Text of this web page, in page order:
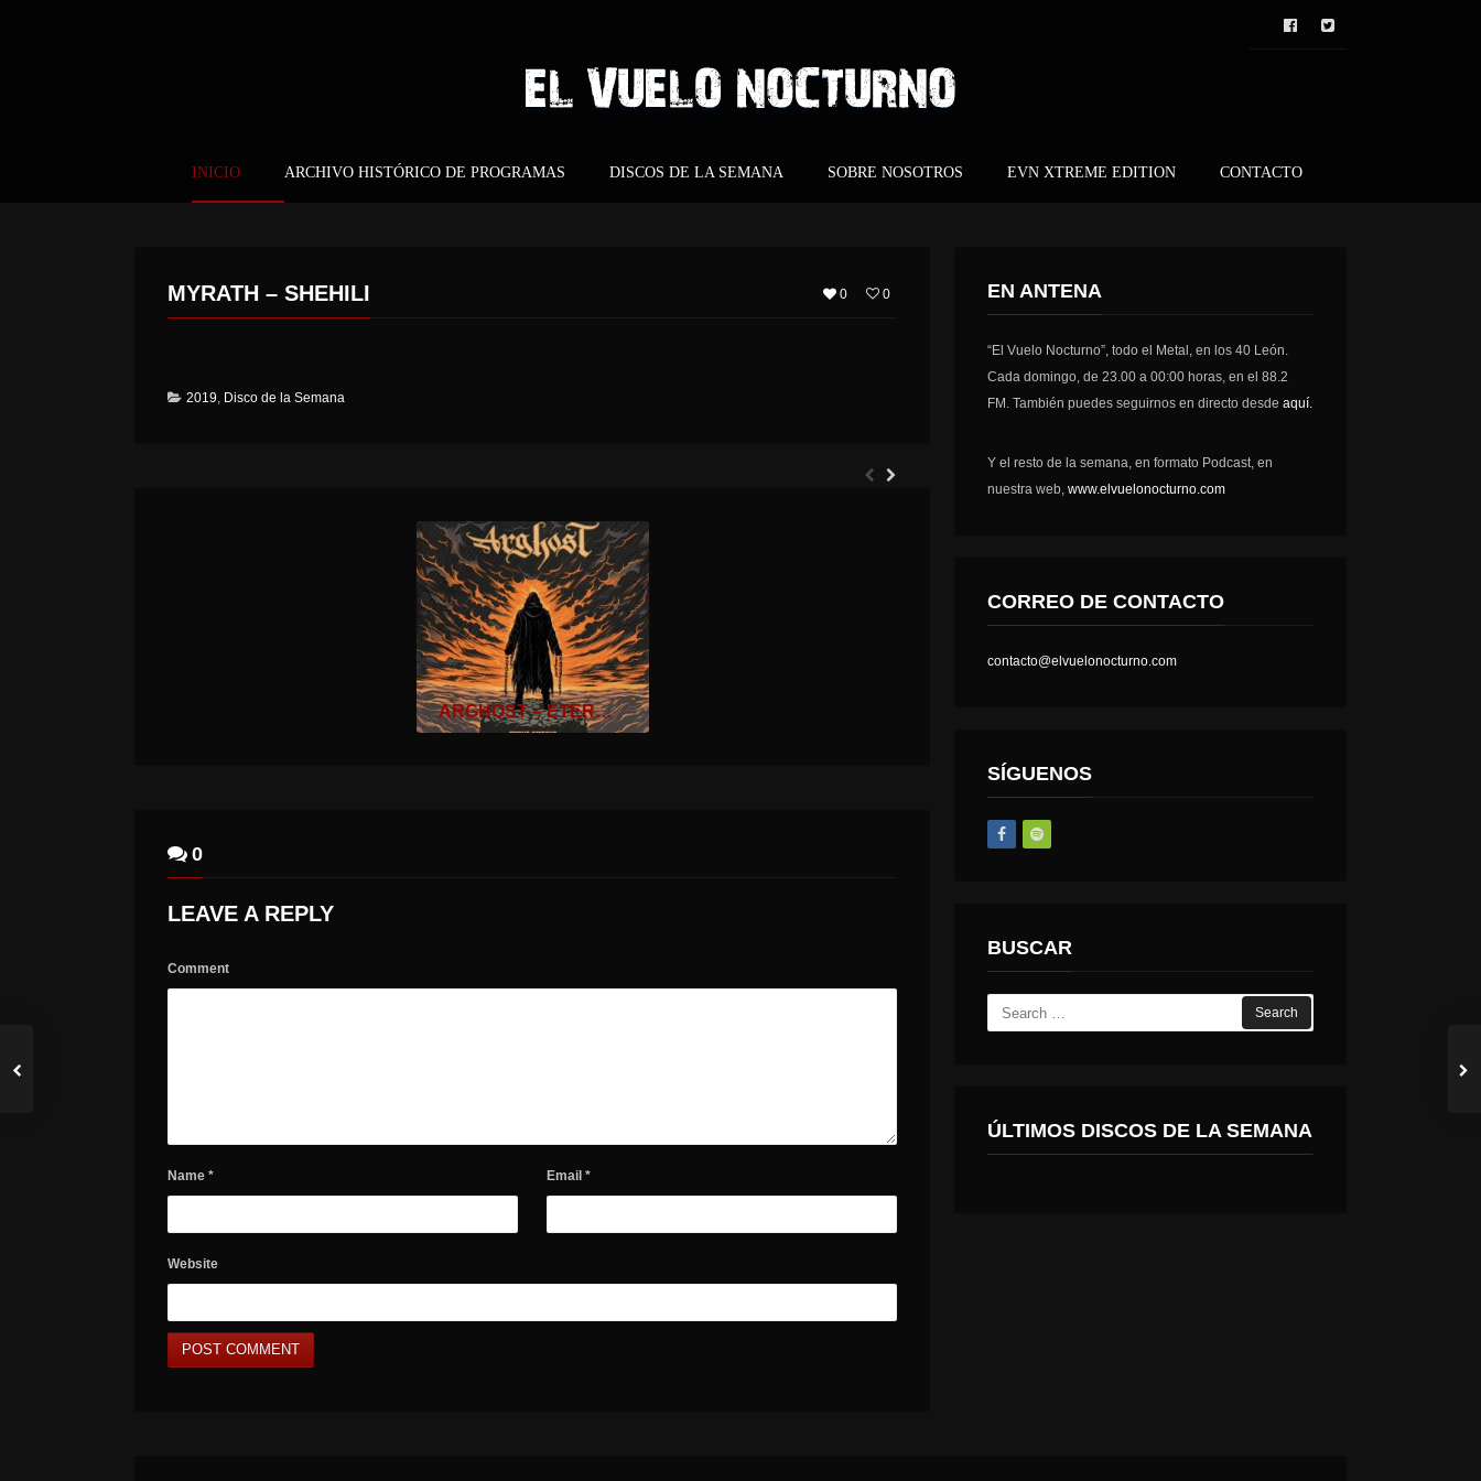
INICIO ARCHIVO HISTÓRICO DE PROGRAMAS DISCOS DE LA SEMANA SOBRE NOSOTROS EVN XTREME EDITION CONTACTO
0 0
MYRATH – SHEHILI
2019, Disco de la Semana
ARGHOST – ETERNO RETORNO
0
LEAVE A REPLY
Comment
Name * Email*
Website
EN ANTENA
“El Vuelo Nocturno”, todo el Metal, en los 40 León.
Cada domingo, de 23.00 a 00:00 horas, en el 88.2
FM. También puedes seguirnos en directo desdeaquí.
Y el resto de la semana, en formato Podcast, en
nuestra web,www.elvuelonocturno.com
CORREO DE CONTACTO
contacto@elvuelonocturno.com
SÍGUENOS
BUSCAR
Search
for:
ÚLTIMOS DISCOS DE LA SEMANA